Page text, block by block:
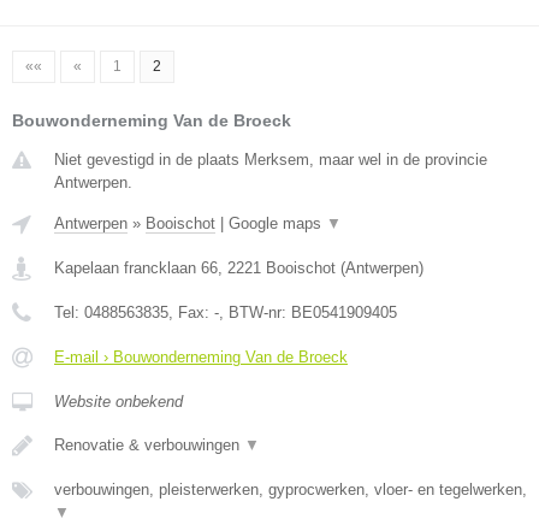
«« « 1 2
Bouwonderneming Van de Broeck
Niet gevestigd in de plaats Merksem, maar wel in de provincie
Antwerpen.
Antwerpen » Booischot Google maps ▼
Kapelaan francklaan 66, 2221 Booischot (Antwerpen)
Tel: 0488563835, Fax: -, BTW-nr: BE0541909405
E-mail › Bouwonderneming Van de Broeck
Website onbekend
Renovatie & verbouwingen ▼
verbouwingen, pleisterwerken, gyprocwerken, vloer- en tegelwerken,
▼